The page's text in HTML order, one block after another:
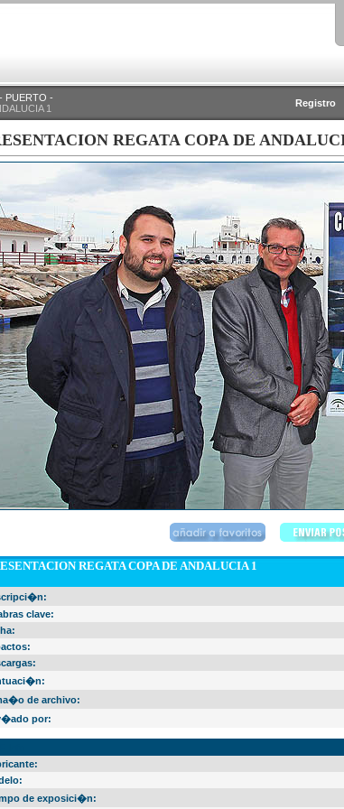
PUERTO -
1 Registro
REGATA COPA DE
REGATA COPA DE ANDALUCIA 1
clave:
de archivo:
por:
de exposici�n: